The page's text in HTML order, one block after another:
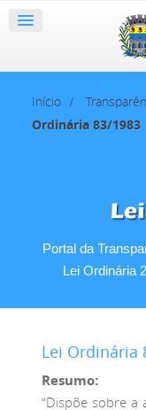
Início
Ordinária 83/1983
Portal da
Lei Ordinária
Lei Ordinária
Resumo:
“Dispõe sobre a